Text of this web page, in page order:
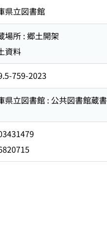
県立図書館
場所 : 郷土開架
資料
759-2023
県立図書館 : 公共図書館蔵書